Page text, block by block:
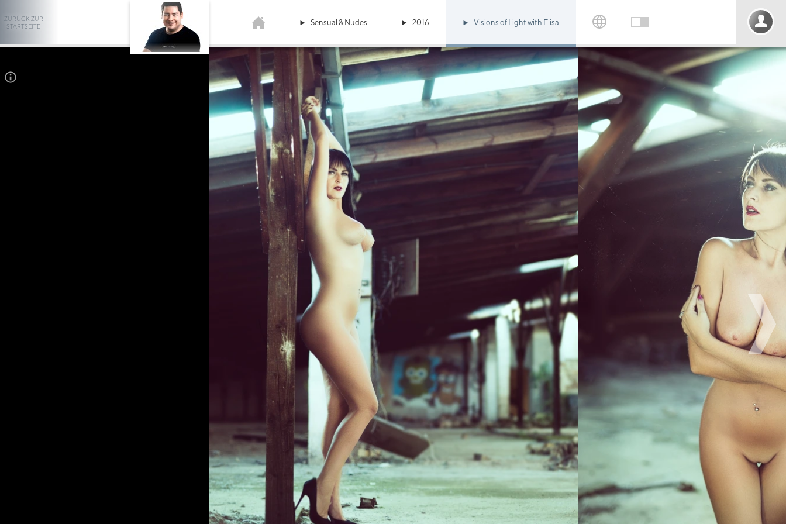
Sensual & Nudes 2016 Visions of Light with Elisa
ZURÜCK ZUR
STARTSEITE